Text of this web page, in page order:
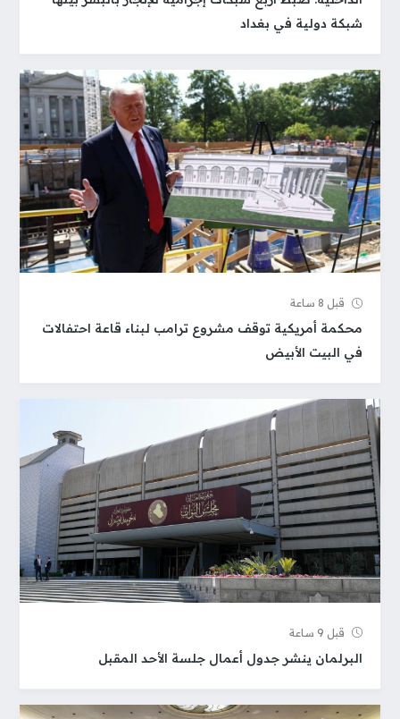
شبكة دولية في بغداد
قبل 8 ساعة
محكمة أمريكية توقف مشروع ترامب لبناء قاعة احتفالات
في البيت الأبيض
قبل 9 ساعة
البرلمان ينشر جدول أعمال جلسة الأحد المقبل